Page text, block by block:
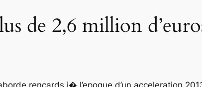
de 2,6 million
rencards i� l’epoque d’un acceleration